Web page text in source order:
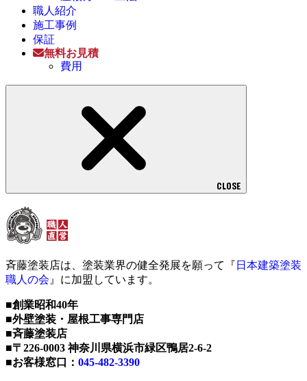
職人紹介
施工事例
保証
無料お見積
費用
CLOSE
斉藤塗装店は、塗装業界の健全発展を願って『 日本建築塗装
職人の会 』に加盟しています。
■創業昭和40年
■外壁塗装・屋根工事専門店
■斉藤塗装店
■〒226-0003 神奈川県横浜市緑区鴨居2-6-2
■お客様窓口： 045-482-3390